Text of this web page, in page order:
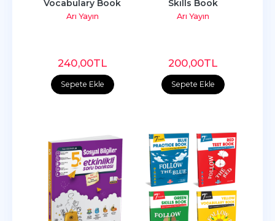
Sepete Ekle
Vocabulary Book
Arı Yayın
240,00TL
Sepete Ekle
Skılls Book
Arı Yayın
200,00TL